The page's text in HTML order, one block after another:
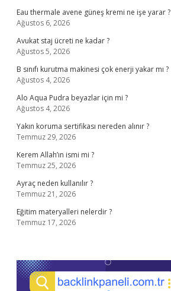
Eau thermale avene güneş kremi ne işe yarar ?
Ağustos 6, 2026
Avukat staj ücreti ne kadar ?
Ağustos 5, 2026
B sınıfı kurutma makinesi çok enerji yakar mı ?
Ağustos 4, 2026
Alo Aqua Pudra beyazlar için mi ?
Ağustos 4, 2026
Yakın koruma sertifikası nereden alınır ?
Temmuz 29, 2026
Kerem Allah’ın ismi mi ?
Temmuz 25, 2026
Ayraç neden kullanılır ?
Temmuz 21, 2026
Eğitim materyalleri nelerdir ?
Temmuz 17, 2026